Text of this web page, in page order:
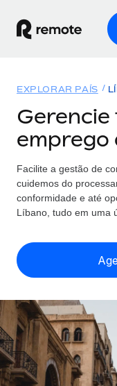
EMPREGO
Employer of
entidades
globalmente
SERVICES
Perguntar a um
Soluções
COBERTURA
Explorador
Encontra apoio
Comparar a
Veja como nos
TORNE-SE NOSSO
Parceiros
Integre os RH
flexível
Preçário
English
Nederlands
Français
Deutsch
EXPLORAR PAÍS
emprego
Facilite a gestão de
cuidemos do
conformidade e até
Líbano, tudo em uma